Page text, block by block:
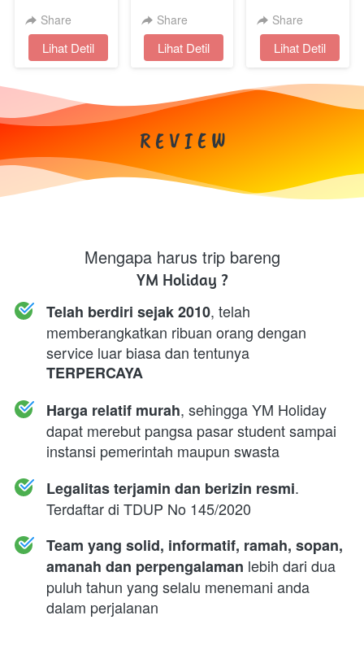
TAHUN
Share
`Lihat Detil
CAPPADOCIA
Share
`
Lihat Detil
13 HARI | JULI
- NOVEMBER
Share
`Lihat Detil
R E V I E W
Mengapa harus trip bareng
YM Holiday ?
Telah berdiri sejak 2010, telah
memberangkatkan ribuan orang dengan
TERPERCAYA
Harga relatif murah, sehingga YM Holiday
dapat merebut pangsa pasar student sampai
instansi pemerintah maupun swasta
Legalitas terjamin dan berizin resmi.
Terdaftar di TDUP No 145/2020
Team yang solid, informatif, ramah, sopan,
amanah dan perpengalaman lebih dari dua
puluh tahun yang selalu menemani anda
dalam perjalanan